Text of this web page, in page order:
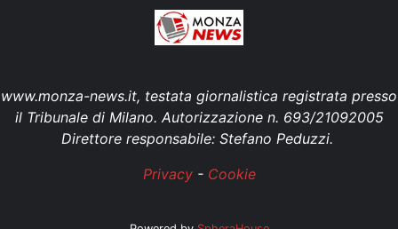
www.monza-news.it, testata giornalistica registrata presso
il Tribunale di Milano. Autorizzazione n. 693/21092005
Direttore responsabile: Stefano Peduzzi.
Privacy- Cookie